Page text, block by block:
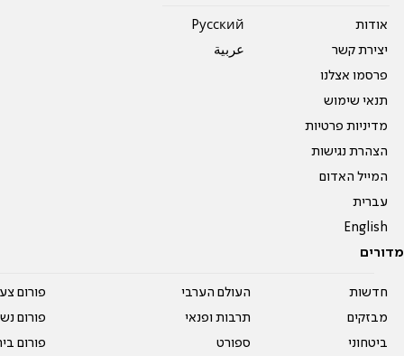
אודות
יצירת קשר
פרסמו אצלנו
תנאי שימוש
מדיניות פרטיות
הצהרת נגישות
המייל האדום
עברית
English
Pусский
عربية
מדורים
חדשות
מבזקים
ביטחוני
העולם הערבי
תרבות ופנאי
ספורט
פורום
פורום
פורום